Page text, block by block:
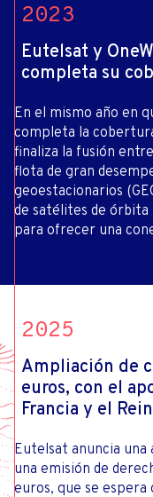
2023
Eutelsat y
completa su
En el mismo año en
completa la
finaliza la fusión
flota de gran
geoestacionarios
de satélites de órbita
para ofrecer una
2025
Ampliación de
euros, con el
Francia y el
Eutelsat anuncia
una emisión de
euros, que se